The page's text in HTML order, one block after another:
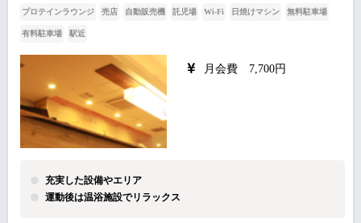
プロテインラウンジ 売店 自動販売機 託児場 Wi-Fi 日焼けマシン 無料駐車場
有料駐車場 駅近
月会費 7,700円
充実した設備やエリア
運動後は温浴施設でリラックス